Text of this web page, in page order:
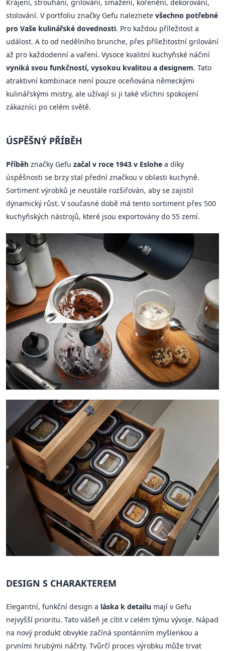
Krájení, strouhání, grilování, smažení, kořenění, dekorování,
stolování. V portfoliu značky Gefu naleznete všechno potřebné
pro Vaše kulinářské dovednosti. Pro každou příležitost a
událost. A to od nedělního brunche, přes příležitostní grilování
až pro každodenní a vaření. Vysoce kvalitní kuchyňské náčiní
vyniká svou funkčností, vysokou kvalitou a designem. Tato
atraktivní kombinace není pouze oceňována německými
kulinářskými mistry, ale užívají si ji také všichni spokojení
zákazníci po celém světě.
ÚSPĚŠNÝ PŘÍBĚH
Příběh značky Gefu začal v roce 1943 v Eslohe a díky
úspěšnosti se brzy stal přední značkou v oblasti kuchyně.
Sortiment výrobků je neustále rozšiřován, aby se zajistil
dynamický růst. V současné době má tento sortiment přes 500
kuchyňských nástrojů, které jsou exportovány do 55 zemí.
DESIGN S CHARAKTEREM
Elegantní, funkční design a láska k detailu mají v Gefu
nejvyšší prioritu. Tato vášeň je cítit v celém týmu vývoje. Nápad
na nový produkt obvykle začíná spontánním myšlenkou a
prvními hrubými náčrty. Tvůrčí proces výrobku může trvat